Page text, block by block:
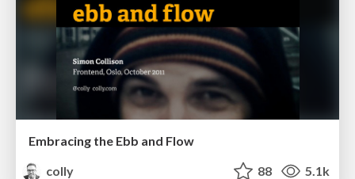
Embracing the Ebb and Flow
colly
88 5.1k